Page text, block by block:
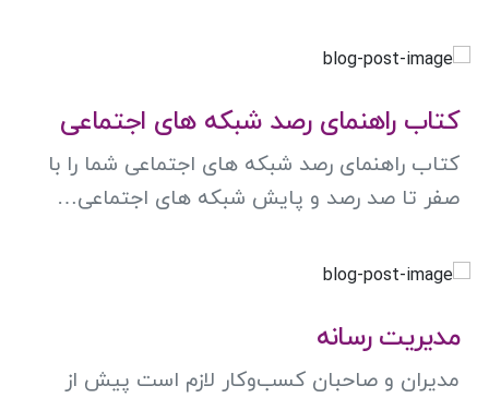
کتاب راهنمای رصد شبکه های اجتماعی
کتاب راهنمای رصد شبکه های اجتماعی شما را با
صفر تا صد رصد و پایش شبکه های اجتماعی…
مدیریت رسانه
مدیران و صاحبان کسب‌وکار لازم است پیش از